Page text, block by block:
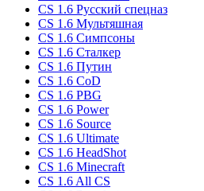
CS 1.6 Русский спецназ
CS 1.6 Мультяшная
CS 1.6 Симпсоны
CS 1.6 Сталкер
CS 1.6 Путин
CS 1.6 CoD
CS 1.6 PBG
CS 1.6 Power
CS 1.6 Source
CS 1.6 Ultimate
CS 1.6 HeadShot
CS 1.6 Minecraft
CS 1.6 All CS